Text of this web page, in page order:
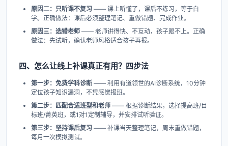
原因二：只听课不复习 —— 课上听懂了，课后不练习，等于白
学。正确做法：课后必须整理笔记、重做错题、完成作业。
原因三：选错老师 —— 老师讲得快、不互动，孩子跟不上。正确
做法：先试听，确认老师风格适合孩子再报。
四、怎么让线上补课真正有用？四步法
第一步：免费学科诊断 —— 利用有道领世的AI诊断系统，10分钟
定位孩子知识漏洞，不凭感觉报班。
第二步：匹配合适班型和老师 —— 根据诊断结果，选择提高班/目
标班/菁英班，或1对1定制辅导，并安排试听验证。
第三步：坚持课后复习 —— 补课当天整理笔记，周末重做错题，
每月一次模拟测试。